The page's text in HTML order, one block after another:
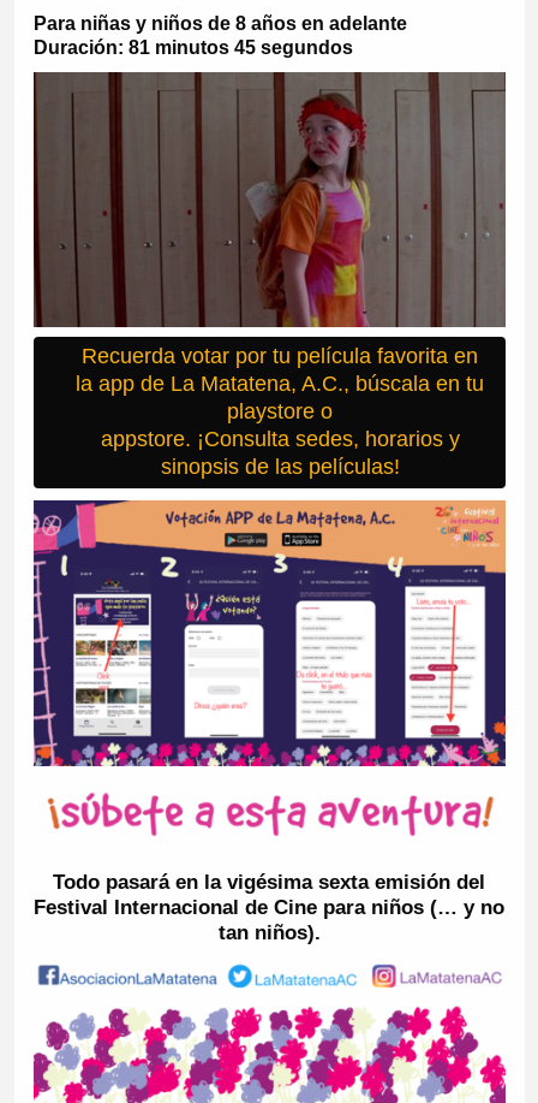
Para niñas y niños de 8 años en adelante
Duración: 81 minutos 45 segundos
Recuerda votar por tu película favorita en
la app de La Matatena, A.C., búscala en tu
playstore o
appstore. ¡Consulta sedes, horarios y
sinopsis de las películas!
Todo pasará en la vigésima sexta emisión del
Festival Internacional de Cine para niños (… y no
tan niños).